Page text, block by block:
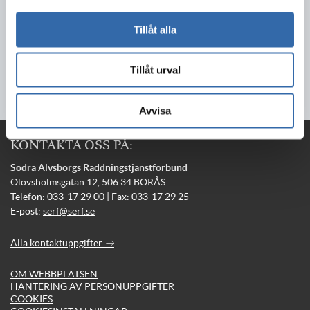
Tillåt alla
Tillåt urval
Avvisa
KONTAKTA OSS PÅ:
Södra Älvsborgs Räddningstjänstförbund
Olovsholmsgatan 12, 506 34 BORÅS
Telefon: 033-17 29 00 | Fax: 033-17 29 25
E-post: serf@serf.se
Alla kontaktuppgifter
OM WEBBPLATSEN
HANTERING AV PERSONUPPGIFTER
COOKIES